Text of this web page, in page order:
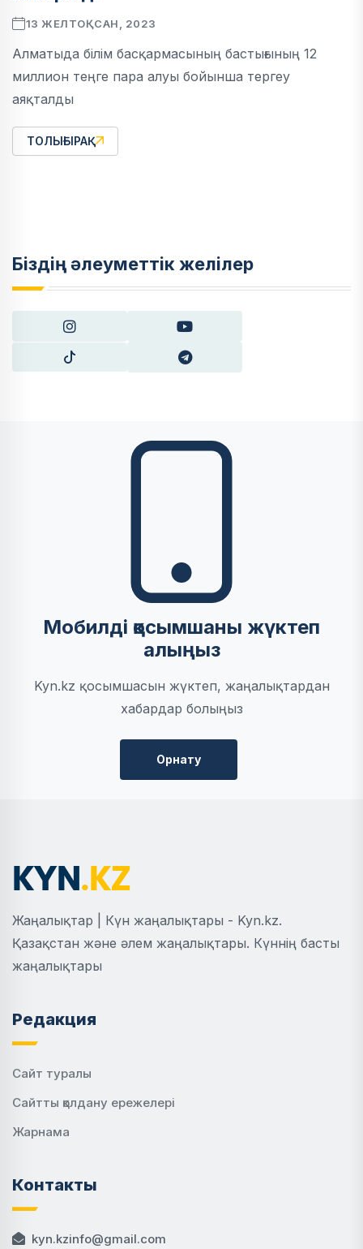
13 ЖЕЛТОҚСАН, 2023
Алматыда білім басқармасының бастығының 12
миллион теңге пара алуы бойынша тергеу
аяқталды
ТОЛЫҒЫРАҚ
Біздің әлеуметтік желілер
Мобилді қосымшаны жүктеп
алыңыз
Kyn.kz қосымшасын жүктеп, жаңалықтардан
хабардар болыңыз
Орнату
Жаңалықтар | Күн жаңалықтары - Kyn.kz.
Қазақстан және әлем жаңалықтары. Күннің басты
жаңалықтары
Редакция
Сайт туралы
Сайтты қолдану ережелері
Жарнама
Контакты
kyn.kzinfo@gmail.com